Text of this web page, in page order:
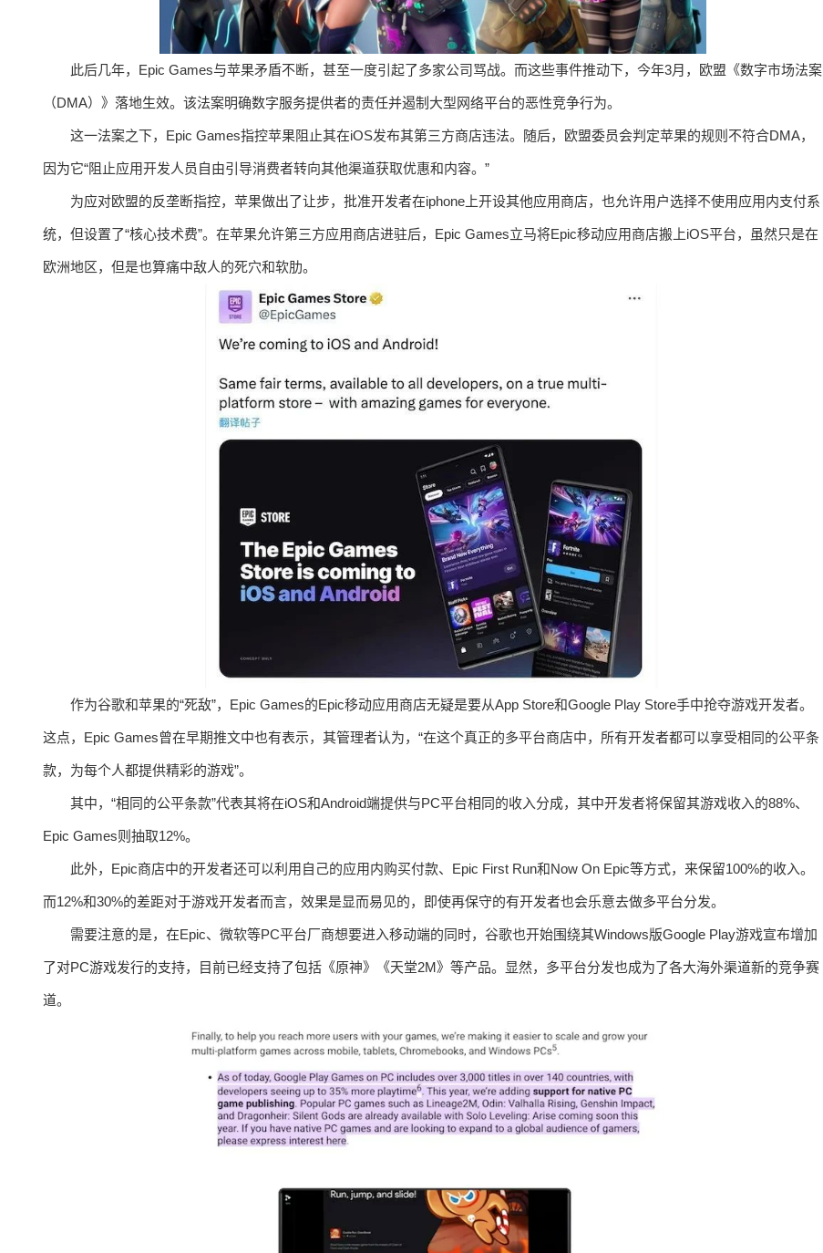
此后几年，Epic Games与苹果矛盾不断，甚至一度引起了多家公司骂战。而这些事件推动下，今年3月，欧盟《数字市场法案
（DMA）》落地生效。该法案明确数字服务提供者的责任并遏制大型网络平台的恶性竞争行为。
这一法案之下，Epic Games指控苹果阻止其在iOS发布其第三方商店违法。随后，欧盟委员会判定苹果的规则不符合DMA，
因为它“阻止应用开发人员自由引导消费者转向其他渠道获取优惠和内容。”
为应对欧盟的反垄断指控，苹果做出了让步，批准开发者在iphone上开设其他应用商店，也允许用户选择不使用应用内支付系
统，但设置了“核心技术费”。在苹果允许第三方应用商店进驻后，Epic Games立马将Epic移动应用商店搬上iOS平台，虽然只是在
欧洲地区，但是也算痛中敌人的死穴和软肋。
作为谷歌和苹果的“死敌”，Epic Games的Epic移动应用商店无疑是要从App Store和Google Play Store手中抢夺游戏开发者。
这点，Epic Games曾在早期推文中也有表示，其管理者认为，“在这个真正的多平台商店中，所有开发者都可以享受相同的公平条
款，为每个人都提供精彩的游戏”。
其中，“相同的公平条款”代表其将在iOS和Android端提供与PC平台相同的收入分成，其中开发者将保留其游戏收入的88%、
Epic Games则抽取12%。
此外，Epic商店中的开发者还可以利用自己的应用内购买付款、Epic First Run和Now On Epic等方式，来保留100%的收入。
而12%和30%的差距对于游戏开发者而言，效果是显而易见的，即使再保守的有开发者也会乐意去做多平台分发。
需要注意的是，在Epic、微软等PC平台厂商想要进入移动端的同时，谷歌也开始围绕其Windows版Google Play游戏宣布增加
了对PC游戏发行的支持，目前已经支持了包括《原神》《天堂2M》等产品。显然，多平台分发也成为了各大海外渠道新的竞争赛
道。